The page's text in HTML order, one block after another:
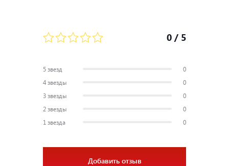
0 / 5
5 звезд
0
4 звезды
0
3 звезды
0
2 звезды
0
1 звезда
0
Добавить отзыв